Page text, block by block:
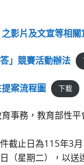
影片及文宣等相關
」競賽活動辦法
案流程圖 下載
事務，教育部性平
截止日為115年3月
（星期二），以送